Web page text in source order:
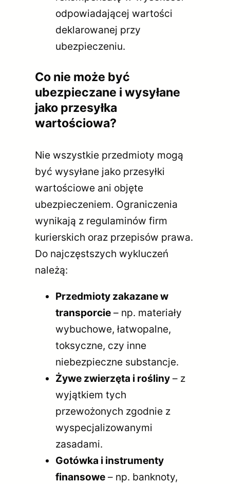
odpowiadającej wartości
deklarowanej przy
ubezpieczeniu.
Co nie może być
ubezpieczane i wysyłane
jako przesyłka
wartościowa?
Nie wszystkie przedmioty mogą
być wysyłane jako przesyłki
wartościowe ani objęte
ubezpieczeniem. Ograniczenia
wynikają z regulaminów firm
kurierskich oraz przepisów prawa.
Do najczęstszych wykluczeń
należą:
Przedmioty zakazane w
transporcie – np. materiały
wybuchowe, łatwopalne,
toksyczne, czy inne
niebezpieczne substancje.
Żywe zwierzęta i rośliny – z
wyjątkiem tych
przewożonych zgodnie z
wyspecjalizowanymi
zasadami.
Gotówka i instrumenty
finansowe – np. banknoty,